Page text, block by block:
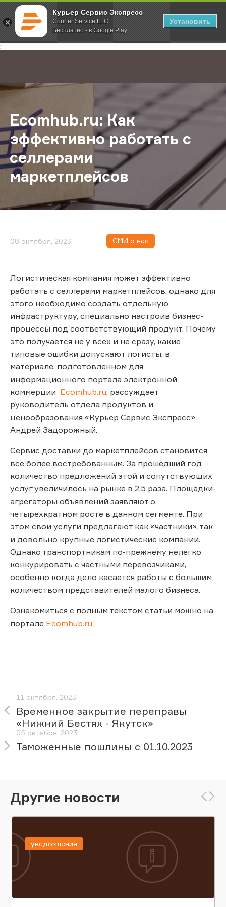
Курьер Сервис Экспресс
Courier Service LLC
Бесплатно - в Google Play
Установить
;
Главная О компании Новости Ecomhub.ru: Как эффективно
Ecomhub.ru: Как
эффективно работать с
селлерами
маркетплейсов
08 октября, 2023 СМИ о нас
Логистическая компания может эффективно
работать с селлерами маркетплейсов, однако для
этого необходимо создать отдельную
инфраструктуру, специально настроив бизнес-
процессы под соответствующий продукт. Почему
это получается не у всех и не сразу, какие
типовые ошибки допускают логисты, в
материале, подготовленном для
информационного портала электронной
коммерции Ecomhub.ru, рассуждает
руководитель отдела продуктов и
ценообразования «Курьер Сервис Экспресс»
Андрей Задорожный.
Сервис доставки до маркетплейсов становится
все более востребованным. За прошедший год
количество предложений этой и сопутствующих
услуг увеличилось на рынке в 2,5 раза. Площадки-
агрегаторы объявлений заявляют о
четырехкратном росте в данном сегменте. При
этом свои услуги предлагают как «частники», так
и довольно крупные логистические компании.
Однако транспортникам по-прежнему нелегко
конкурировать с частными перевозчиками,
особенно когда дело касается работы с большим
количеством представителей малого бизнеса.
Ознакомиться с полным текстом статьи можно на
портале Ecomhub.ru
11 октября, 2023
Временное закрытие переправы
«Нижний Бестях - Якутск»
05 октября, 2023
Таможенные пошлины с 01.10.2023
Другие новости
уведомления